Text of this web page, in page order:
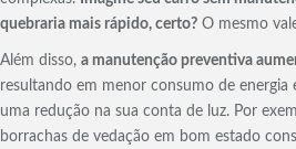
quebraria mais rápido, certo? O mesmo
Além disso, a manutenção preventiva
resultando em menor consumo de energia
uma redução na sua conta de luz. Por
borrachas de vedação em bom estado